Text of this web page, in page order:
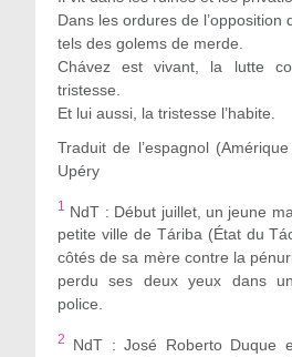
Dans les ordures de l’opposition
tels des golems de merde.
Chávez est vivant, la lutte
tristesse.
Et lui aussi, la tristesse l’habite.
Traduit de l’espagnol
Upéry
1
NdT : Début juillet, un jeune
petite ville de Táriba (État du
côtés de sa mère contre la
perdu ses deux yeux dans
police.
2
NdT : José Roberto Duque